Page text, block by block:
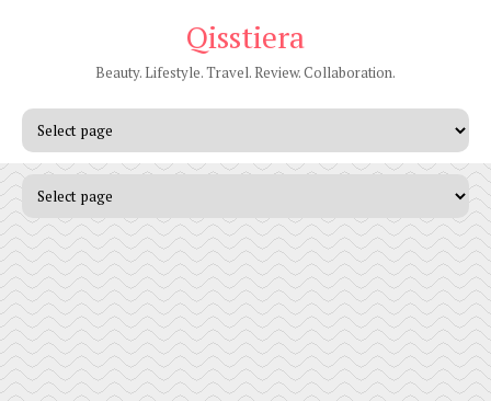
Qisstiera
Beauty. Lifestyle. Travel. Review. Collaboration.